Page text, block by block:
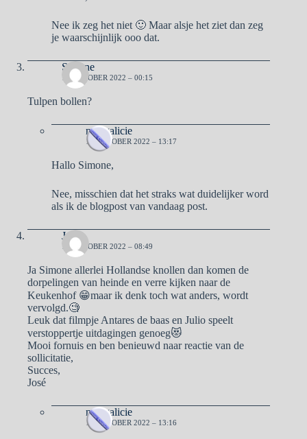
Nee ik zeg het niet 🙂 Maar alsje het ziet dan zeg
je waarschijnlijk ooo dat.
Simone
19 OKTOBER 2022 – 00:15
Tulpen bollen?
naargalicie
19 OKTOBER 2022 – 13:17
Hallo Simone,
Nee, misschien dat het straks wat duidelijker word
als ik de blogpost van vandaag post.
Jose
19 OKTOBER 2022 – 08:49
Ja Simone allerlei Hollandse knollen dan komen de
dorpelingen van heinde en verre kijken naar de
Keukenhof 😁maar ik denk toch wat anders, wordt
vervolgd.🧐
Leuk dat filmpje Antares de baas en Julio speelt
verstoppertje uitdagingen genoeg😻
Mooi fornuis en ben benieuwd naar reactie van de
sollicitatie,
Succes,
José
naargalicie
19 OKTOBER 2022 – 13:16